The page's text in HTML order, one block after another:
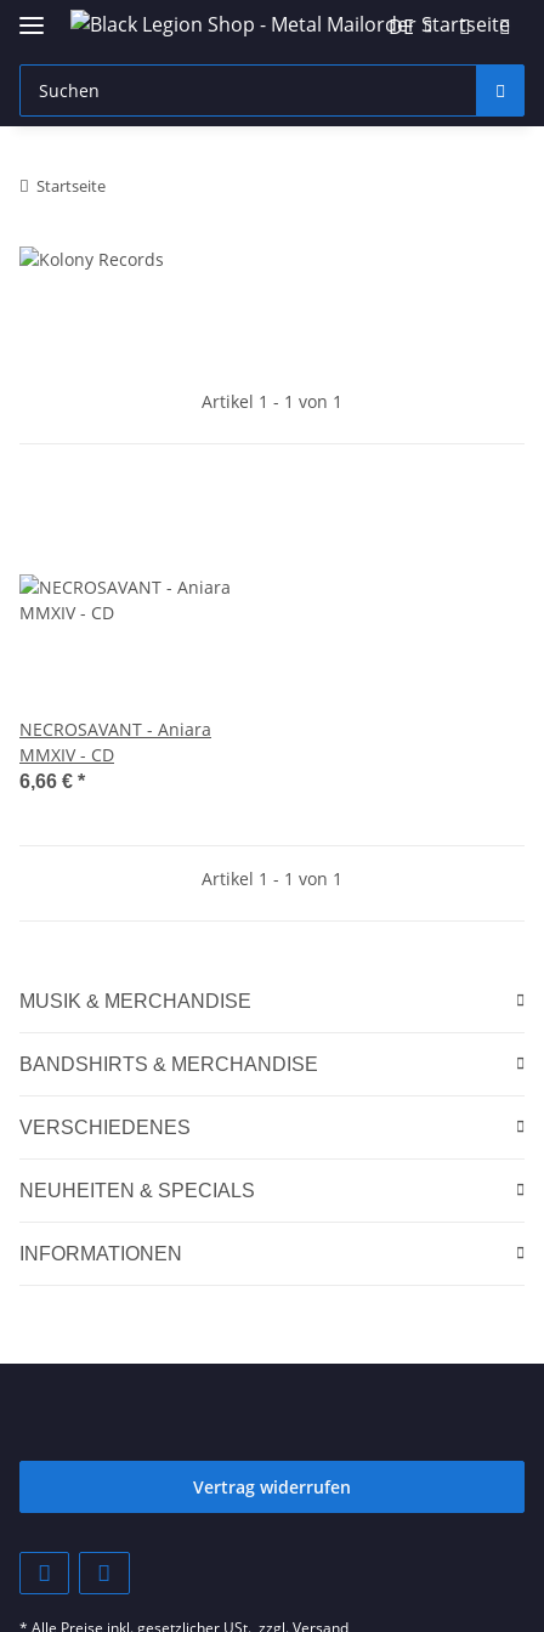
DE
Startseite
Artikel 1 - 1 von 1
NECROSAVANT - Aniara
MMXIV - CD
6,66 € *
Artikel 1 - 1 von 1
MUSIK & MERCHANDISE
BANDSHIRTS & MERCHANDISE
VERSCHIEDENES
NEUHEITEN & SPECIALS
INFORMATIONEN
Vertrag widerrufen
* Alle Preise inkl. gesetzlicher USt., zzgl. Versand